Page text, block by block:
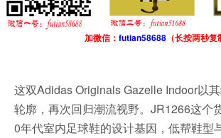
加微信： futian58688（长按两秒复
这双Adidas Originals Gazelle Indoor以
轮廓，再次回归潮流视野。JR1266这个
0年代室内足球鞋的设计基因，低帮鞋型